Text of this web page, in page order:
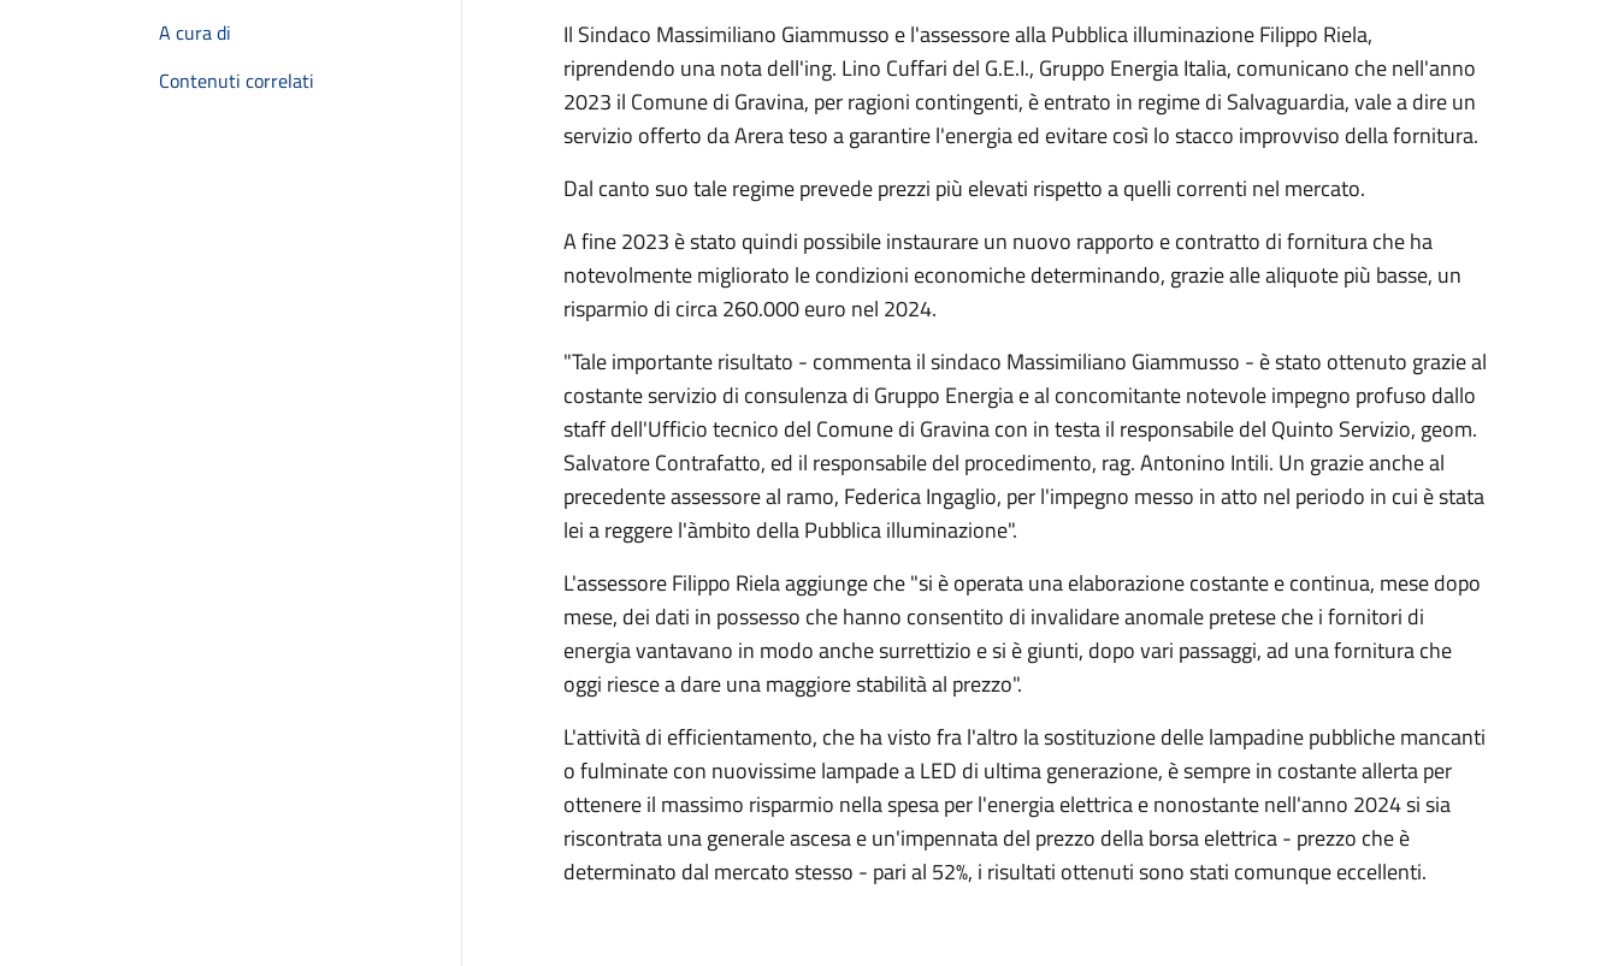
A cura di
Contenuti correlati
Il Sindaco Massimiliano Giammusso e l'assessore alla Pubblica illuminazione Filippo Riela,
riprendendo una nota dell'ing. Lino Cuffari del G.E.I., Gruppo Energia Italia, comunicano che nell'anno
2023 il Comune di Gravina, per ragioni contingenti, è entrato in regime di Salvaguardia, vale a dire un
servizio offerto da Arera teso a garantire l'energia ed evitare così lo stacco improvviso della fornitura.
Dal canto suo tale regime prevede prezzi più elevati rispetto a quelli correnti nel mercato.
A fine 2023 è stato quindi possibile instaurare un nuovo rapporto e contratto di fornitura che ha
notevolmente migliorato le condizioni economiche determinando, grazie alle aliquote più basse, un
risparmio di circa 260.000 euro nel 2024.
"Tale importante risultato - commenta il sindaco Massimiliano Giammusso - è stato ottenuto grazie al
costante servizio di consulenza di Gruppo Energia e al concomitante notevole impegno profuso dallo
staff dell'Ufficio tecnico del Comune di Gravina con in testa il responsabile del Quinto Servizio, geom.
Salvatore Contrafatto, ed il responsabile del procedimento, rag. Antonino Intili. Un grazie anche al
precedente assessore al ramo, Federica Ingaglio, per l'impegno messo in atto nel periodo in cui è stata
lei a reggere l'àmbito della Pubblica illuminazione".
L'assessore Filippo Riela aggiunge che "si è operata una elaborazione costante e continua, mese dopo
mese, dei dati in possesso che hanno consentito di invalidare anomale pretese che i fornitori di
energia vantavano in modo anche surrettizio e si è giunti, dopo vari passaggi, ad una fornitura che
oggi riesce a dare una maggiore stabilità al prezzo".
L'attività di efficientamento, che ha visto fra l'altro la sostituzione delle lampadine pubbliche mancanti
o fulminate con nuovissime lampade a LED di ultima generazione, è sempre in costante allerta per
ottenere il massimo risparmio nella spesa per l'energia elettrica e nonostante nell'anno 2024 si sia
riscontrata una generale ascesa e un'impennata del prezzo della borsa elettrica - prezzo che è
determinato dal mercato stesso - pari al 52%, i risultati ottenuti sono stati comunque eccellenti.